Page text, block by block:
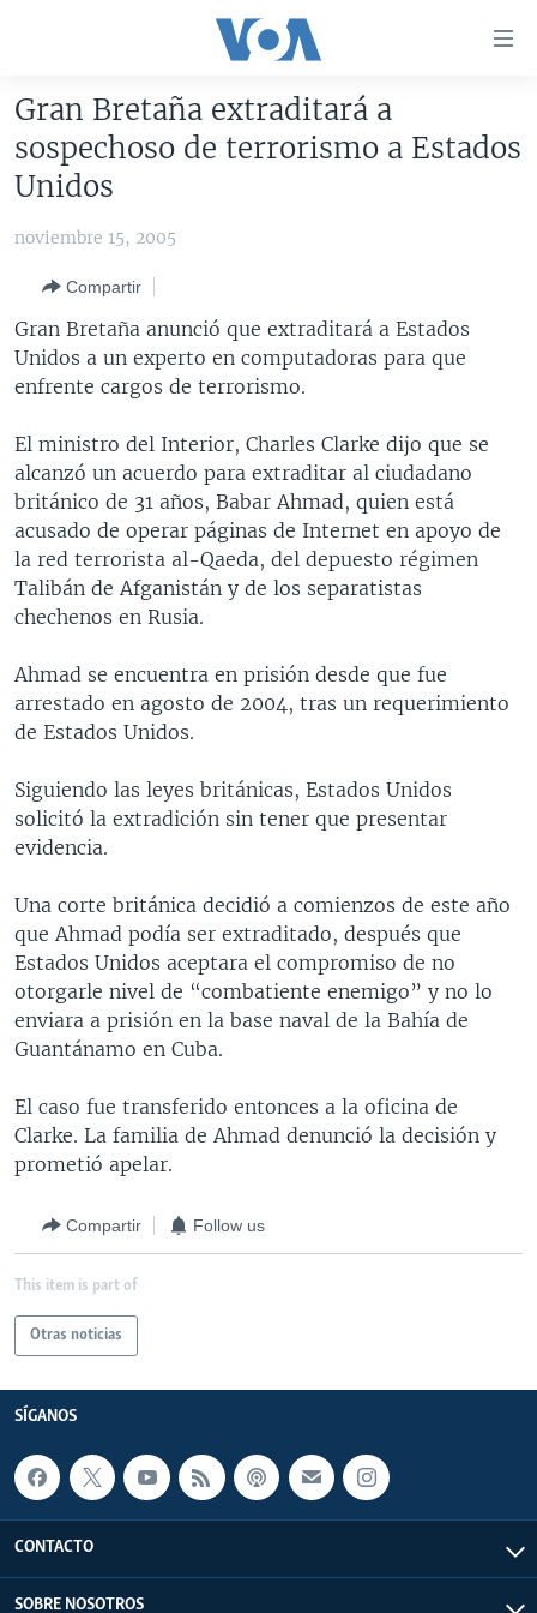
accesibilidad
contenido
Salte
principal
Salte
AMÉRICA DEL NORTE
EEUU
ELECCIONES EEUU 2024
VOA VERIFICA INMIGRACIÓN
VOA VERIFICA AMÉRICA LATINA
ARGENTINA
BOLIVIA
COLOMBIA
PERÚ
ECUADOR
VENEZUELA
BRASIL
CHINA EN AMÉRICA LATINA
CENTROAMÉRICA
COSTA RICA
GUATEMALA
HONDURAS
NICARAGUA
OTRAS SECCIONES
LIBERTAD DE PRENSA
MUNDO
ECONOMÍA
ENTRETENIMIENTO Y CULTURA
DEPORTES
CIENCIA Y SALUD
LIBERTAD DE PRENSA
UCRANIA
MULTIMEDIA
VIDEOS
AUDIOS
PROGRAMAS TV
FORO INTERAMERICANO
VISIÓN 360
PANORAMA
AVANCE INFORMATIVO
AUDIONOTICIAS
ESTADOS UNIDOS AL DÍA
EL MUNDO AL DÍA [RADIO]
FORO [RADIO]
DEPORTIVO INTERNACIONAL
NOTA ECONÓMICA
ENTRETENIMIENTO
DIRECT
DOCUMENTALES DE LA VOA
Learning English
SÍGANOS
Idiomas
Gran Bretaña extraditará a
sospechoso de terrorismo a Estados
Unidos
noviembre 15, 2005
Compartir
Gran Bretaña anunció que extraditará a Estados
Unidos a un experto en computadoras para que
enfrente cargos de terrorismo.
El ministro del Interior, Charles Clarke dijo que se
alcanzó un acuerdo para extraditar al ciudadano
británico de 31 años, Babar Ahmad, quien está
acusado de operar páginas de Internet en apoyo de
la red terrorista al-Qaeda, del depuesto régimen
Talibán de Afganistán y de los separatistas
chechenos en Rusia.
Ahmad se encuentra en prisión desde que fue
arrestado en agosto de 2004, tras un requerimiento
de Estados Unidos.
Siguiendo las leyes británicas, Estados Unidos
solicitó la extradición sin tener que presentar
evidencia.
Una corte británica decidió a comienzos de este año
que Ahmad podía ser extraditado, después que
Estados Unidos aceptara el compromiso de no
otorgarle nivel de “combatiente enemigo” y no lo
enviara a prisión en la base naval de la Bahía de
Guantánamo en Cuba.
El caso fue transferido entonces a la oficina de
Clarke. La familia de Ahmad denunció la decisión y
prometió apelar.
Compartir Follow us
This item is part of
Otras noticias
SÍGANOS
CONTACTO
SOBRE NOSOTROS